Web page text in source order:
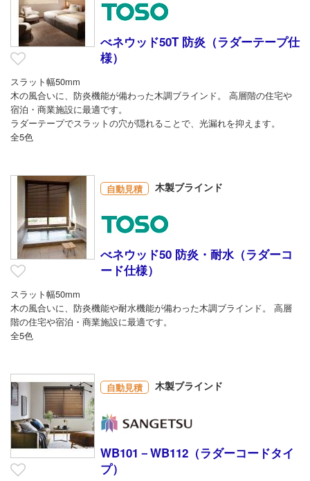
べネウッド50T 防炎（ラダーテープ仕
様）
スラット幅50mm
木の風合いに、防炎機能が備わった木調ブラインド。 高層階の住宅や
宿泊・商業施設に最適です。
ラダーテープでスラットの穴が隠れることで、光漏れを抑えます。
全5色
自動見積 木製ブラインド
べネウッド50 防炎・耐水（ラダーコ
ード仕様）
スラット幅50mm
木の風合いに、防炎機能や耐水機能が備わった木調ブラインド。 高層
階の住宅や宿泊・商業施設に最適です。
全5色
自動見積 木製ブラインド
WB101－WB112（ラダーコードタイ
プ）